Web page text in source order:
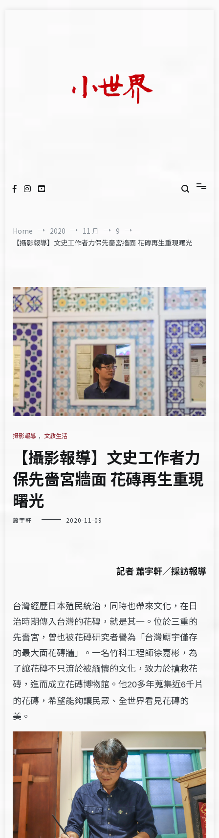
Home 2020 11 月
9
【攝影報導】文史工作者力保先嗇宮牆面 花磚再生重現曙光
攝影報導 , 文教生活
【攝影報導】文史工作者力
保先嗇宮牆面 花磚再生重現
曙光
蕭宇軒 2020-11-09
記者 蕭宇軒／採訪報導
台灣經歷日本殖民統治，同時也帶來文化，在日
治時期傳入台灣的花磚，就是其一。位於三重的
先嗇宮，曾也被花磚研究者譽為「台灣廟宇僅存
的最大面花磚牆」。一名竹科工程師徐嘉彬，為
了讓花磚不只流於被緬懷的文化，致力於搶救花
磚，進而成立花磚博物館。他20多年蒐集近6千片
的花磚，希望能夠讓民眾、全世界看見花磚的
美。